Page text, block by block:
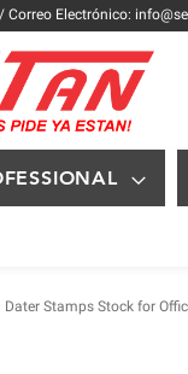
Electrónico:
Dater Stamps Stock for